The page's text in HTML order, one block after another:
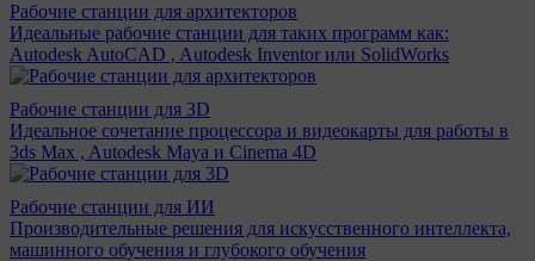
Рабочие станции для архитекторов
Идеальные рабочие станции для таких программ как:
Autodesk AutoCAD , Autodesk Inventor или SolidWorks
Рабочие станции для 3D
Идеальное сочетание процессора и видеокарты для работы в
3ds Max , Autodesk Maya и Cinema 4D
Рабочие станции для ИИ
Производительные решения для искусственного интеллекта,
машинного обучения и глубокого обучения